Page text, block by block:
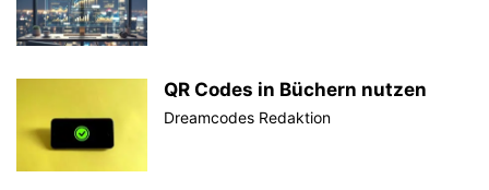
QR Codes in Büchern nutzen
Dreamcodes Redaktion